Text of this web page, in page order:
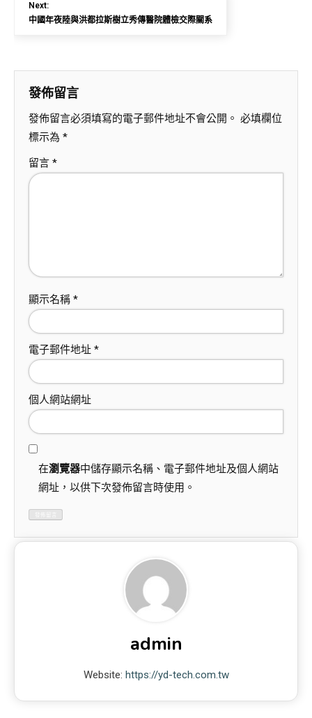
Next:
中國年夜陸與洪都拉斯樹立秀傳醫院體檢交際關系
發佈留言
發佈留言必須填寫的電子郵件地址不會公開。 必填欄位
標示為 *
留言 *
顯示名稱 *
電子郵件地址 *
個人網站網址
在瀏覽器中儲存顯示名稱、電子郵件地址及個人網站
網址，以供下次發佈留言時使用。
admin
Website: https://yd-tech.com.tw